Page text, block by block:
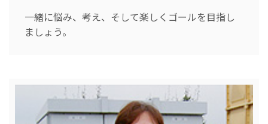
一緒に悩み、考え、そして楽しくゴールを目指し
ましょう。